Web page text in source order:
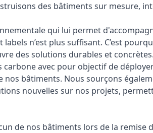
des bâtiments sur mesure,
qui lui permet
n’est plus suffisant. C’est
des solutions durables et
avec pour objectif de
bâtiments. Nous sourçons
nouvelles sur nos projets,
de nos bâtiments lors de la